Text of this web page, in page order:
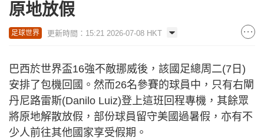
原地放假
足球世界 更新時間：15:21 2026-07-08 HKT
巴西於世界盃16強不敵挪威後，該國足總周二(7日)
安排了包機回國。然而26名參賽的球員中，只有右閘
丹尼路雷斯(Danilo Luiz)登上這班回程專機，其餘眾
將原地解散放假，部份球員留守美國過暑假，亦有不
少人前往其他國家享受假期。